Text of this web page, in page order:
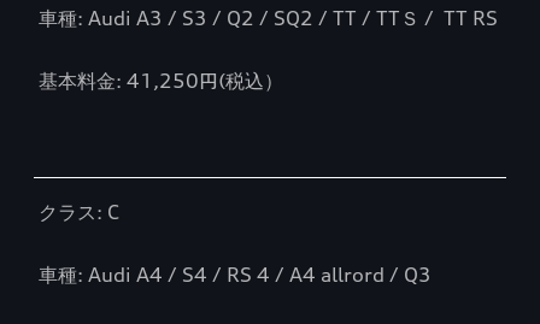
車種: Audi A3 / S3 / Q2 / SQ2 / TT / TTＳ / TT RS
基本料金: 41,250円(税込）
クラス: C
車種: Audi A4 / S4 / RS 4 / A4 allrord / Q3